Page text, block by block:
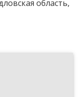
область,